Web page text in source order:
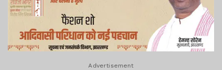
Advertisement